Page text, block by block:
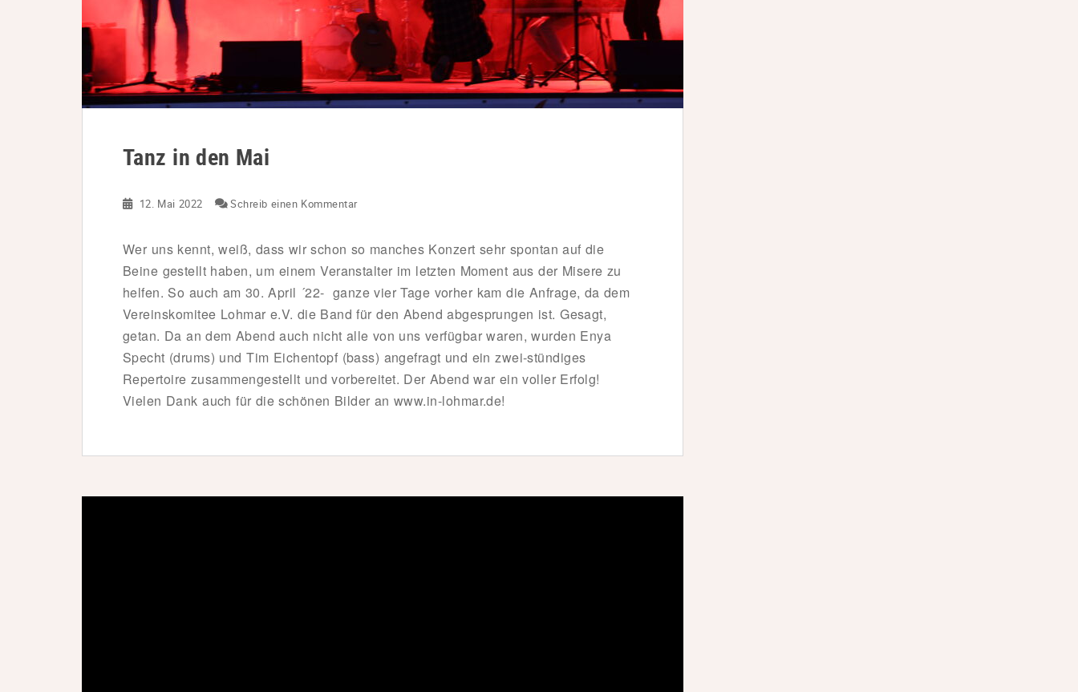
Tanz in den Mai
12. Mai 2022 Schreib einen Kommentar
Wer uns kennt, weiß, dass wir schon so manches Konzert sehr spontan auf die
Beine gestellt haben, um einem Veranstalter im letzten Moment aus der Misere zu
helfen. So auch am 30. April ´22- ganze vier Tage vorher kam die Anfrage, da dem
Vereinskomitee Lohmar e.V. die Band für den Abend abgesprungen ist. Gesagt,
getan. Da an dem Abend auch nicht alle von uns verfügbar waren, wurden Enya
Specht (drums) und Tim Eichentopf (bass) angefragt und ein zwei-stündiges
Repertoire zusammengestellt und vorbereitet. Der Abend war ein voller Erfolg!
Vielen Dank auch für die schönen Bilder an www.in-lohmar.de!